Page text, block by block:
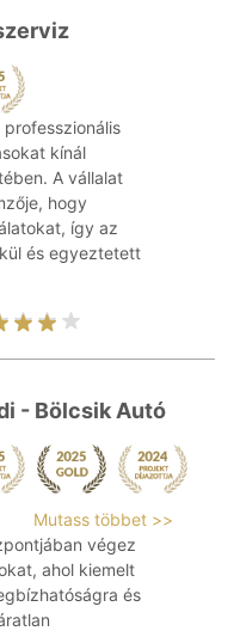
kínál
A vállalat
hogy
így az
és egyeztetett
- Bölcsik Autó
Mutass többet >>
végez
ahol kiemelt
és